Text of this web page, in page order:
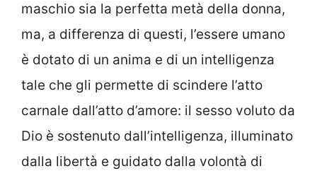
maschio sia la perfetta metà della donna,
ma, a differenza di questi, l’essere umano
è dotato di un anima e di un intelligenza
tale che gli permette di scindere l’atto
carnale dall’atto d’amore: il sesso voluto da
Dio è sostenuto dall’intelligenza, illuminato
dalla libertà e guidato dalla volontà di